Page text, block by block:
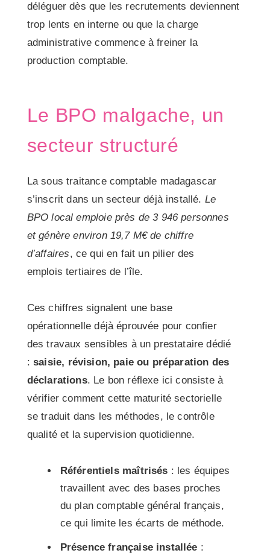
déléguer dès que les recrutements deviennent
trop lents en interne ou que la charge
administrative commence à freiner la
production comptable.
Le BPO malgache, un
secteur structuré
La sous traitance comptable madagascar
s’inscrit dans un secteur déjà installé. Le
BPO local emploie près de 3 946 personnes
et génère environ 19,7 M€ de chiffre
d’affaires, ce qui en fait un pilier des
emplois tertiaires de l’île.
Ces chiffres signalent une base
opérationnelle déjà éprouvée pour confier
des travaux sensibles à un prestataire dédié
:saisie, révision, paie ou préparation des
déclarations. Le bon réflexe ici consiste à
vérifier comment cette maturité sectorielle
se traduit dans les méthodes, le contrôle
qualité et la supervision quotidienne.
Référentiels maîtrisés : les équipes
travaillent avec des bases proches
du plan comptable général français,
ce qui limite les écarts de méthode.
Présence française installée :